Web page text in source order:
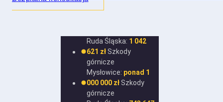
Ruda Śląska: 1 042
621 zł Szkody
górnicze
Mysłowice: ponad 1
000 000 zł Szkody
górnicze